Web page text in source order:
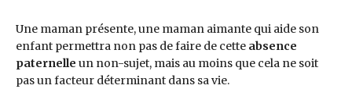
Une maman présente, une maman aimante qui aide son
enfant permettra non pas de faire de cette absence
paternelle un non-sujet, mais au moins que cela ne soit
pas un facteur déterminant dans sa vie.